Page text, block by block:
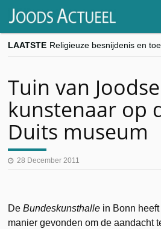
LAATSTE
Tuin van Joodse
kunstenaar op
Duits museum
28 December 2011
DeBundeskunsthalle in Bonn
manier gevonden om de aandacht